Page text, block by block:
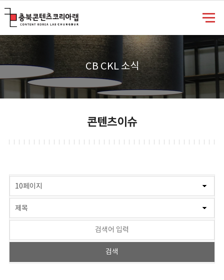
CB CKL 소식
콘텐츠이슈